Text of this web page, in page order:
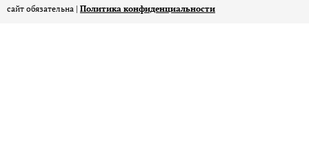
сайт обязательна | Политика конфиденциальности